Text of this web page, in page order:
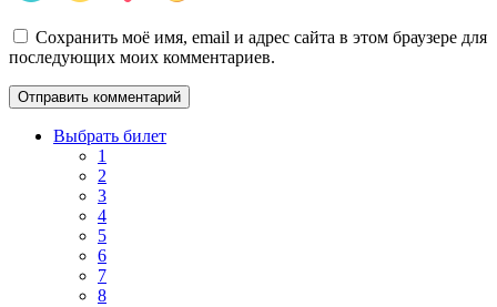
Сохранить моё имя, email и адрес сайта в этом браузере для
последующих моих комментариев.
Выбрать билет
1
2
3
4
5
6
7
8